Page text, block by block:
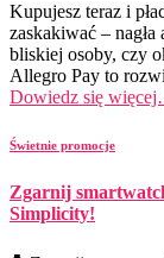
Kupujesz teraz i
zaskakiwać –
bliskiej osoby, czy
Allegro Pay to
Dowiedz się
Świetnie promocje
Zgarnij
Simplicity!